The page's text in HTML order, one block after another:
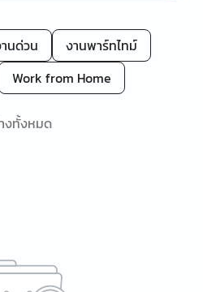
นด่วน
งานพาร์ทไทม์
Work from Home
งทั้งหมด